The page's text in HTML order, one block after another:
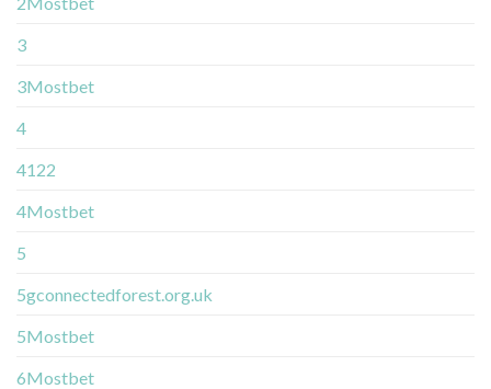
3
3Mostbet
4
4122
4Mostbet
5
5gconnectedforest.org.uk
5Mostbet
6Mostbet